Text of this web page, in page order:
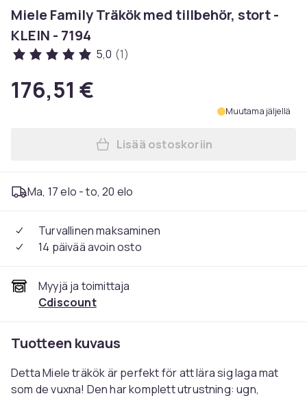
Miele Family Träkök med tillbehör, stort -
KLEIN - 7194
5,0 (1)
176,51 €
Muutama jäljellä
Lisää Miele Family Träkök
Lisää ostoskoriin
Ma, 17 elo - to, 20 elo
Turvallinen maksaminen
14 päivää avoin osto
Myyjä ja toimittaja
Cdiscount
Tuotteen kuvaus
Detta Miele träkök är perfekt för att lära sig laga mat
som de vuxna! Den har komplett utrustning: ugn,